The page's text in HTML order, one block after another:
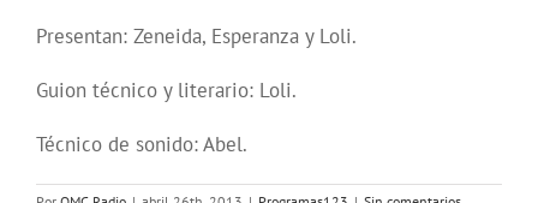
Presentan: Zeneida, Esperanza y Loli.
Guion técnico y literario: Loli.
Técnico de sonido: Abel.